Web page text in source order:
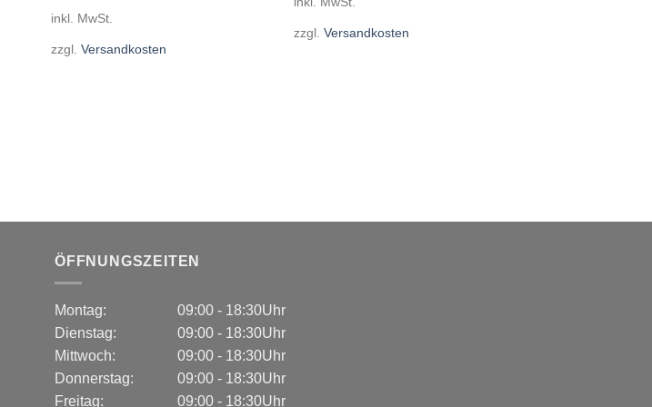
34,99€
inkl. MwSt.
zzgl.Versandkosten
zzgl.Versandkosten
ÖFFNUNGSZEITEN
Montag:
Dienstag:
Mittwoch:
Donnerstag:
Freitag:
09:00 - 18:30Uhr
09:00 - 18:30Uhr
09:00 - 18:30Uhr
09:00 - 18:30Uhr
09:00 - 18:30Uhr